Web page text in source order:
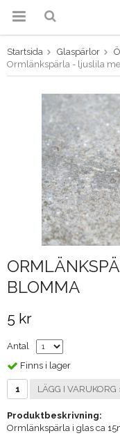
Startsida Glaspärlor
Ormlänkspärla - ljuslila
BLOMMA
5 kr
Antal
Finns i lager
LÄGG I VARUKORG
Produktbeskrivning:
Ormlänkspärla i glas ca